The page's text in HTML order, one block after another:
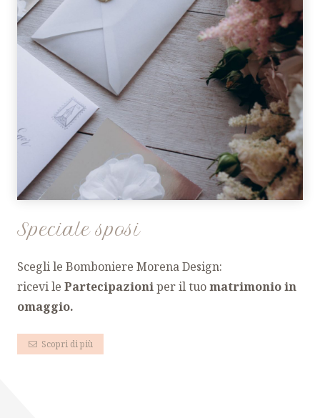
Speciale sposi
Scegli le Bomboniere Morena Design:
ricevi le Partecipazioniper il tuomatrimonioin
omaggio.
Scopri di più